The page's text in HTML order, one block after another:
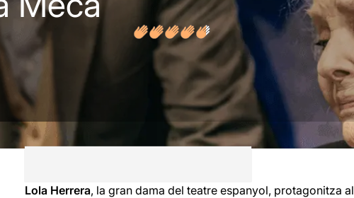
Lola Herrera, la gran dama del teatre espanyol, protagonitza al